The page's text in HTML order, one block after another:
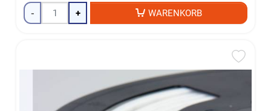
- + WARENKORB